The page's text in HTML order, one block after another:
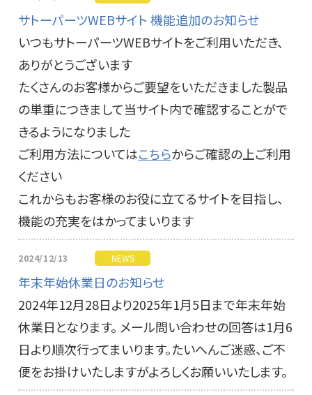
サトーパーツWEBサイト 機能追加のお知らせ
いつもサトーパーツWEBサイトをご利用いただき、
ありがとうございます
たくさんのお客様からご要望をいただきました製品
の単重につきまして当サイト内で確認することがで
きるようになりました
ご利用方法についてはこちらからご確認の上ご利用
ください
これからもお客様のお役に立てるサイトを目指し、
機能の充実をはかってまいります
2024/12/13 NEWS
年末年始休業日のお知らせ
2024年12月28日より2025年1月5日まで年末年始
休業日となります。 メール問い合わせの回答は1月6
日より順次行ってまいります。たいへんご迷惑、ご不
便をお掛けいたしますがよろしくお願いいたします。